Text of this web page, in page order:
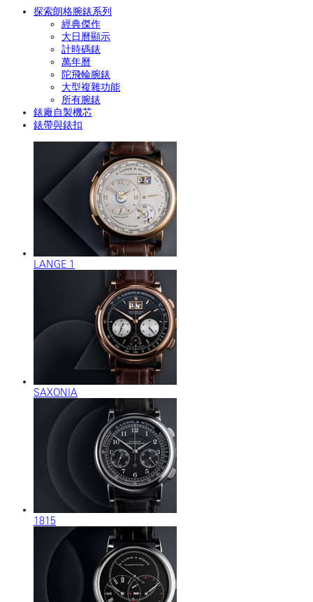
探索朗格腕錶系列
經典傑作
大日曆顯示
計時碼錶
萬年曆
陀飛輪腕錶
大型複雜功能
所有腕錶
錶廠自製機芯
錶帶與錶扣
LANGE 1
SAXONIA
1815